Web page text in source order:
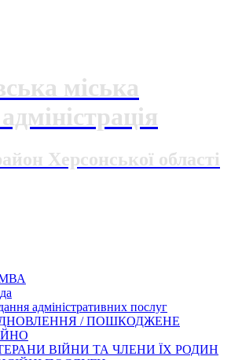
міська
Херсонської області
МВА
адміністративних послуг
/ ПОШКОДЖЕНЕ
ВІЙНИ ТА ЧЛЕНИ ЇХ РОДИН